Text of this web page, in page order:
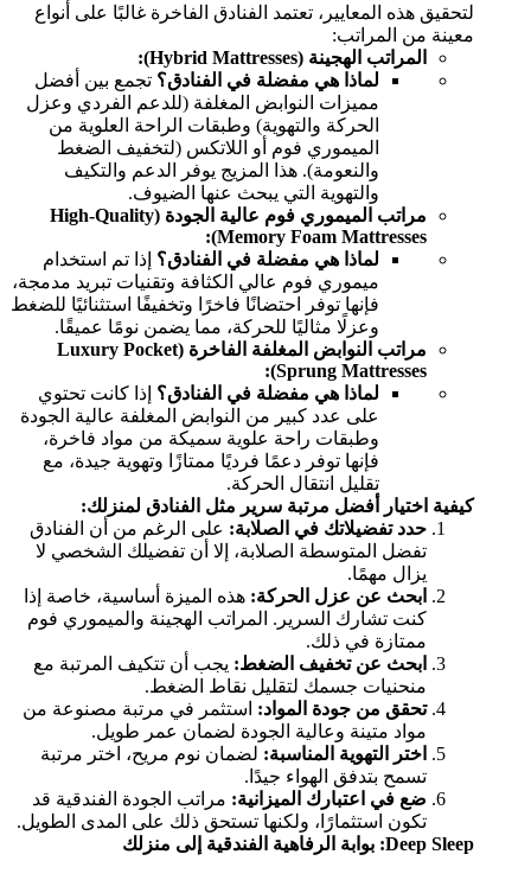
لتحقيق هذه المعايير، تعتمد الفنادق الفاخرة غالبًا على أنواع
معينة من المراتب:
المراتب الهجينة (Hybrid Mattresses):
لماذا هي مفضلة في الفنادق؟ تجمع بين أفضل
مميزات النوابض المغلفة (للدعم الفردي وعزل
الحركة والتهوية) وطبقات الراحة العلوية من
الميموري فوم أو اللاتكس (لتخفيف الضغط
والنعومة). هذا المزيج يوفر الدعم والتكيف
والتهوية التي يبحث عنها الضيوف.
مراتب الميموري فوم عالية الجودة (High-Quality
Memory Foam Mattresses):
لماذا هي مفضلة في الفنادق؟ إذا تم استخدام
ميموري فوم عالي الكثافة وتقنيات تبريد مدمجة،
فإنها توفر احتضانًا فاخرًا وتخفيفًا استثنائيًا للضغط
وعزلًا مثاليًا للحركة، مما يضمن نومًا عميقًا.
مراتب النوابض المغلفة الفاخرة (Luxury Pocket
Sprung Mattresses):
لماذا هي مفضلة في الفنادق؟ إذا كانت تحتوي
على عدد كبير من النوابض المغلفة عالية الجودة
وطبقات راحة علوية سميكة من مواد فاخرة،
فإنها توفر دعمًا فرديًا ممتازًا وتهوية جيدة، مع
تقليل انتقال الحركة.
كيفية اختيار أفضل مرتبة سرير مثل الفنادق لمنزلك:
حدد تفضيلاتك في الصلابة: على الرغم من أن الفنادق
تفضل المتوسطة الصلابة، إلا أن تفضيلك الشخصي لا
يزال مهمًا.
ابحث عن عزل الحركة: هذه الميزة أساسية، خاصة إذا
كنت تشارك السرير. المراتب الهجينة والميموري فوم
ممتازة في ذلك.
ابحث عن تخفيف الضغط: يجب أن تتكيف المرتبة مع
منحنيات جسمك لتقليل نقاط الضغط.
تحقق من جودة المواد: استثمر في مرتبة مصنوعة من
مواد متينة وعالية الجودة لضمان عمر طويل.
اختر التهوية المناسبة: لضمان نوم مريح، اختر مرتبة
تسمح بتدفق الهواء جيدًا.
ضع في اعتبارك الميزانية: مراتب الجودة الفندقية قد
تكون استثمارًا، ولكنها تستحق ذلك على المدى الطويل.
Deep Sleep: بوابة الرفاهية الفندقية إلى منزلك